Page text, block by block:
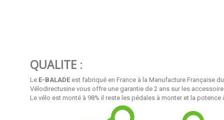
QUALITE :
Le E-BALADE est fabriqué en France à la Manufacture Française
Vélodirectusine vous offre une garantie de 2 ans sur les
Le vélo est monté à 98% il reste les pédales à monter et la